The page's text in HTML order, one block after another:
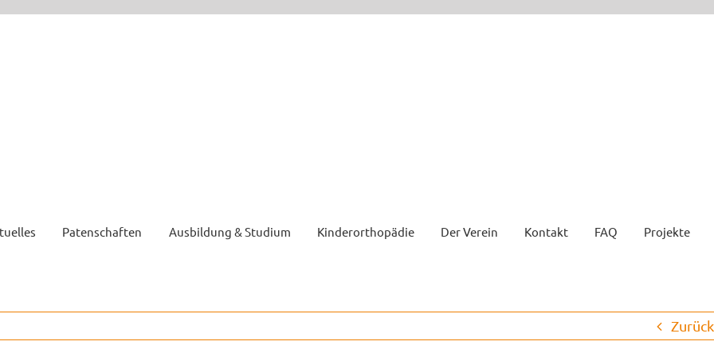
Patenschaften Ausbildung & Studium Kinderorthopädie Der Verein Kontakt FAQ Projekte
Zurück